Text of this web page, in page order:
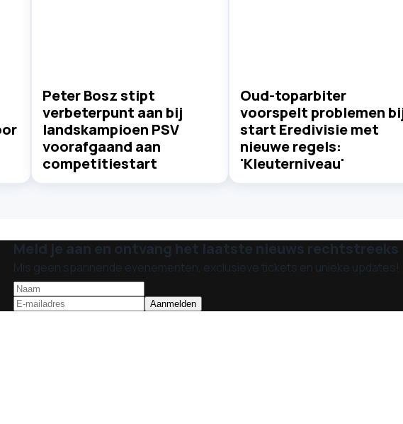
Peter Bosz stipt
verbeterpunt aan bij
landskampioen PSV
voorafgaand aan
competitiestart
Oud-toparbiter
voorspelt problemen
start Eredivisie met
nieuwe regels:
'Kleuterniveau'
Meld je aan en ontvang het laatste nieuws rechtstreeks
Mis geen spannende evenementen, exclusieve tickets en unieke updates!